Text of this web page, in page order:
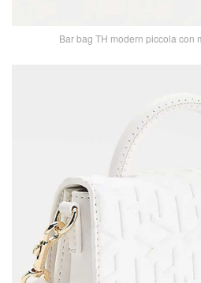
Bar bag TH modern piccola con